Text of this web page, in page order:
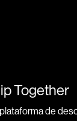
Together
de